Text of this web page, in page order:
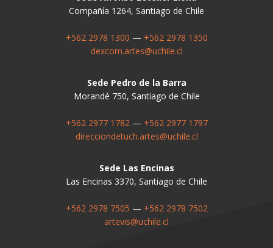
Compañía 1264, Santiago de Chile
+562 2978 1300 — +562 2978 1350
dexcom.artes@uchile.cl
Sede Pedro de la Barra
Morandé 750, Santiago de Chile
+562 2977 1782 — +562 2977 1797
direcciondetuch.artes@uchile.cl
Sede Las Encinas
Las Encinas 3370, Santiago de Chile
+562 2978 7505 — +562 2978 7502
artevis@uchile.cl